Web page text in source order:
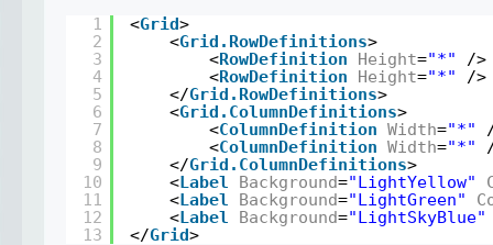
1
2
3
4
5
6
7
8
9
10
11
12
13
<Grid>
<Grid.RowDefinitions>
<RowDefinition Height="*"
/>
<RowDefinition Height="*"
/>
</Grid.RowDefinitions>
<Grid.ColumnDefinitions>
<ColumnDefinition Width="*"
<ColumnDefinition Width="*"
</Grid.ColumnDefinitions>
<Label Background="LightYellow"
<Label Background="LightGreen"
<Label Background="LightSkyBlue"
</Grid>